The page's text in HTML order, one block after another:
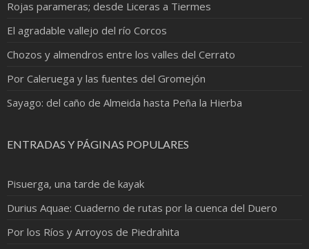
Rojas parameras; desde Liceras a Tiermes
El agradable vallejo del río Corcos
Chozos y almendros entre los valles del Cerrato
Por Caleruega y las fuentes del Gromejón
Sayago: del caño de Almeida hasta Peña la Hierba
ENTRADAS Y PÁGINAS POPULARES
Pisuerga, una tarde de kayak
Durius Aquae: Cuaderno de rutas por la cuenca del Duero
Por los Ríos y Arroyos de Piedrahita